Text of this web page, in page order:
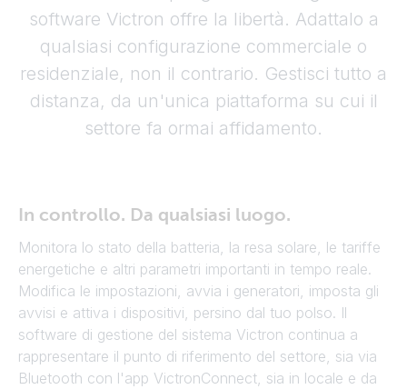
software Victron offre la libertà. Adattalo a
qualsiasi configurazione commerciale o
residenziale, non il contrario. Gestisci tutto a
distanza, da un'unica piattaforma su cui il
settore fa ormai affidamento.
In controllo. Da qualsiasi luogo.
Monitora lo stato della batteria, la resa solare, le tariffe
energetiche e altri parametri importanti in tempo reale.
Modifica le impostazioni, avvia i generatori, imposta gli
avvisi e attiva i dispositivi, persino dal tuo polso. Il
software di gestione del sistema Victron continua a
rappresentare il punto di riferimento del settore, sia via
Bluetooth con l'app VictronConnect, sia in locale e da